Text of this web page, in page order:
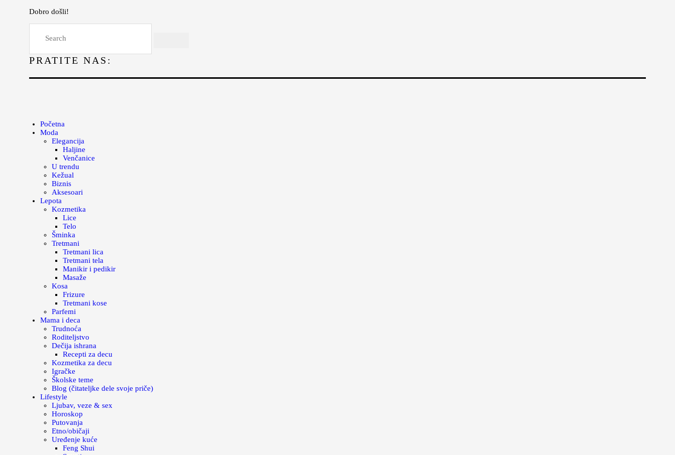
Dobro došli!
PRATITE NAS:
Početna
Moda
Elegancija
Haljine
Venčanice
U trendu
Kežual
Biznis
Aksesoari
Lepota
Kozmetika
Lice
Telo
Šminka
Tretmani
Tretmani lica
Tretmani tela
Manikir i pedikir
Masaže
Kosa
Frizure
Tretmani kose
Parfemi
Mama i deca
Trudnoća
Roditeljstvo
Dečija ishrana
Recepti za decu
Kozmetika za decu
Igračke
Školske teme
Blog (čitateljke dele svoje priče)
Lifestyle
Ljubav, veze & sex
Horoskop
Putovanja
Etno/običaji
Uređenje kuće
Feng Shui
Lepota
Kuhinja
Magazin